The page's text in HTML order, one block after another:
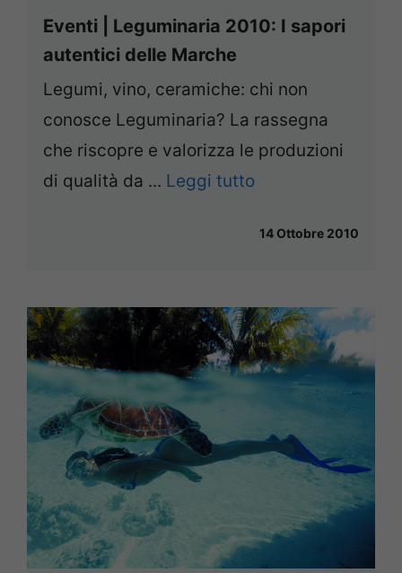
Eventi | Leguminaria 2010: I sapori
autentici delle Marche
Legumi, vino, ceramiche: chi non
conosce Leguminaria? La rassegna
che riscopre e valorizza le produzioni
di qualità da ... Leggi tutto
14 Ottobre 2010